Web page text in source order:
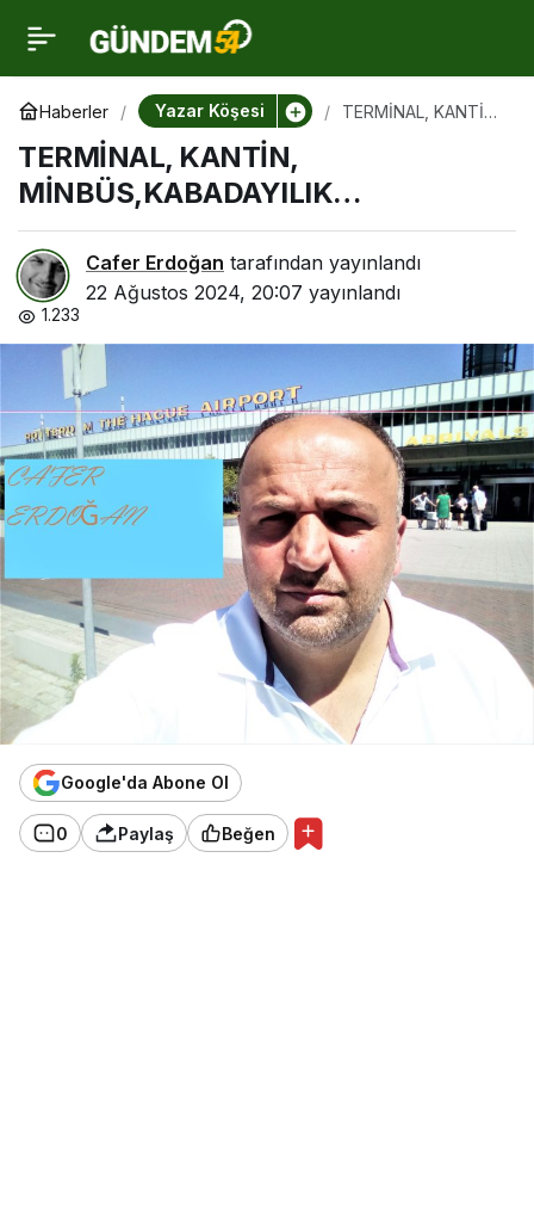
Haberler Yazar Köşesi
TERMİNAL, KANTİN,
TERMİNAL, KANTİN,
MİNBÜS,KABADAYILIK…
Cafer Erdoğan tarafından yayınlandı
22 Ağustos 2024, 20:07 yayınlandı
1.233
Google'da Abone Ol
0 Paylaş Beğen
TERMİNAL, KANTİN,
MİNBÜS,KABADAYILIK…